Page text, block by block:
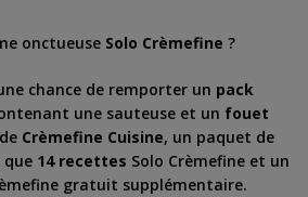
onctueuse Solo Crèmefine ?
chance de remporter un pack
une sauteuse et un fouet
Crèmefine Cuisine, un paquet de
que 14 recettes Solo Crèmefine et un
gratuit supplémentaire.